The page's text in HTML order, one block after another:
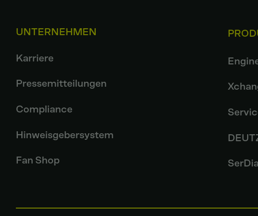
UNTERNEHMEN
Karriere
Pressemitteilungen
Compliance
Hinweisgebersystem
Fan Shop SerDia